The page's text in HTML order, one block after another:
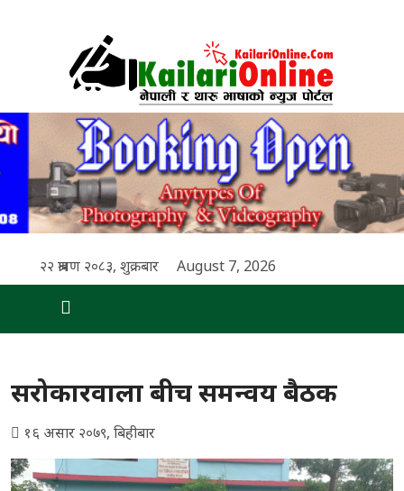
२२ श्रावण २०८३, शुक्रबार August 7, 2026
सरोकारवाला बीच समन्वय बैठक
१६ असार २०७९, बिहीबार